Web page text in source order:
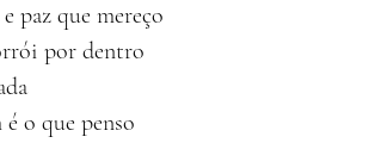
paz que mereço
por dentro
o que penso